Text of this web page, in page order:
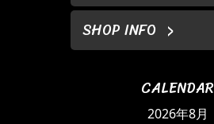
SHOP INFO
CALENDAR
2026年8月